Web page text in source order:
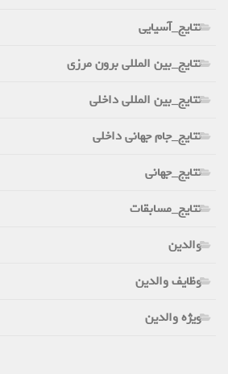
نتایج_آسیایی
نتایج_بین المللی برون مرزی
نتایج_بین المللی داخلی
نتایج_جام جهانی داخلی
نتایج_جهانی
نتایج_مسابقات
والدین
وظایف والدین
ویژه والدین